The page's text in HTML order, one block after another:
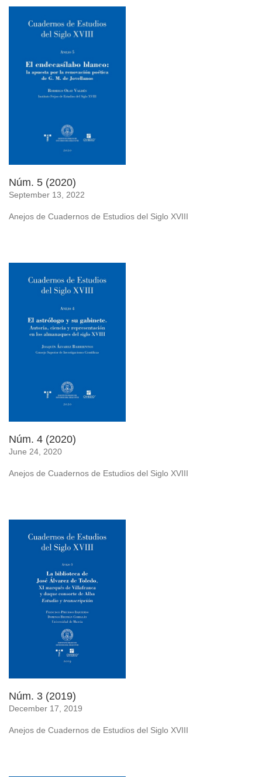
Núm. 5 (2020)
September 13, 2022
Anejos de Cuadernos de Estudios del Siglo XVIII
Núm. 4 (2020)
June 24, 2020
Anejos de Cuadernos de Estudios del Siglo XVIII
Núm. 3 (2019)
December 17, 2019
Anejos de Cuadernos de Estudios del Siglo XVIII